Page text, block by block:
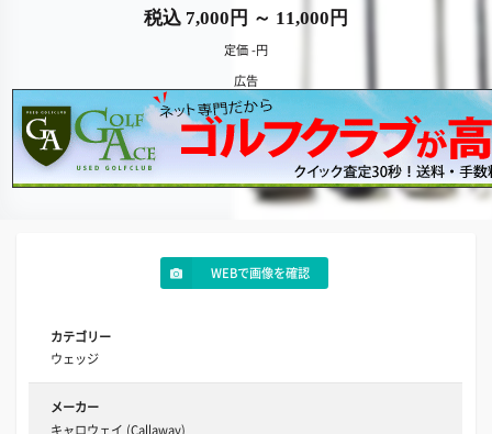
税込 7,000円 ～ 11,000円
定価 -円
広告
WEBで画像を確認
カテゴリー
ウェッジ
メーカー
キャロウェイ (Callaway)